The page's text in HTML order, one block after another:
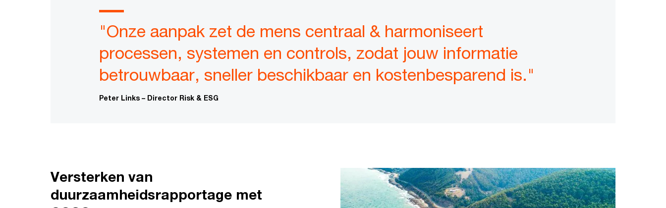
"Onze aanpak zet de mens centraal & harmoniseert
processen, systemen en controls, zodat jouw informatie
betrouwbaar, sneller beschikbaar en kostenbesparend is."
Peter Links – Director Risk & ESG
Versterken van
duurzaamheidsrapportage met